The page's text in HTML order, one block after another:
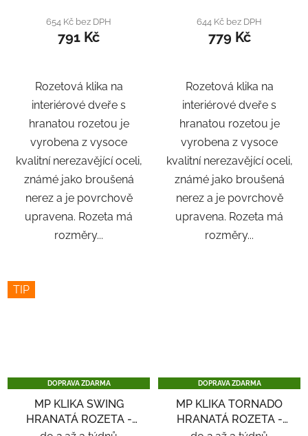
654 Kč bez DPH
791 Kč
Rozetová klika na
interiérové ​​dveře s
hranatou rozetou je
vyrobena z vysoce
kvalitní nerezavějící oceli,
známé jako broušená
nerez a je povrchově
upravena. Rozeta má
rozměry...
644 Kč bez DPH
779 Kč
Rozetová klika na
interiérové ​​dveře s
hranatou rozetou je
vyrobena z vysoce
kvalitní nerezavějící oceli,
známé jako broušená
nerez a je povrchově
upravena. Rozeta má
rozměry...
TIP
DOPRAVA ZDARMA
MP KLIKA SWING
HRANATÁ ROZETA -
DOPRAVA ZDARMA
MP KLIKA TORNADO
HRANATÁ ROZETA -